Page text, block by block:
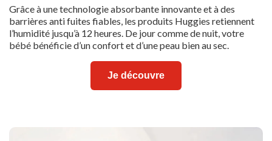
Grâce à une technologie absorbante innovante et à des
barrières anti fuites fiables, les produits Huggies retiennent
l’humidité jusqu’à 12 heures. De jour comme de nuit, votre
bébé bénéficie d’un confort et d’une peau bien au sec.
Je découvre